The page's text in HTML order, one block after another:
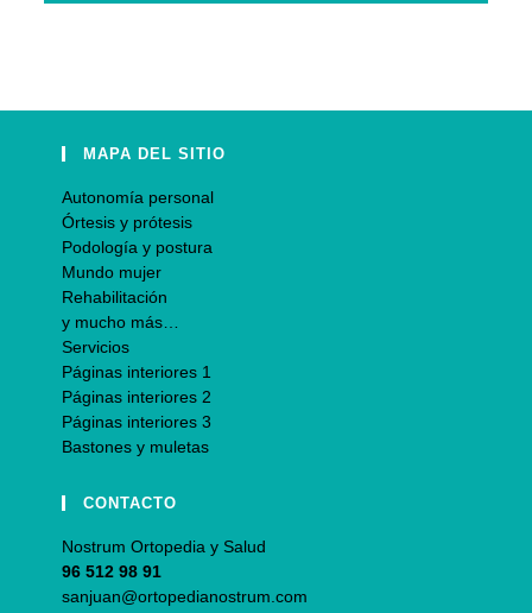
MAPA DEL SITIO
Autonomía personal
Órtesis y prótesis
Podología y postura
Mundo mujer
Rehabilitación
y mucho más…
Servicios
Páginas interiores 1
Páginas interiores 2
Páginas interiores 3
Bastones y muletas
CONTACTO
Nostrum Ortopedia y Salud
96 512 98 91
sanjuan@ortopedianostrum.com